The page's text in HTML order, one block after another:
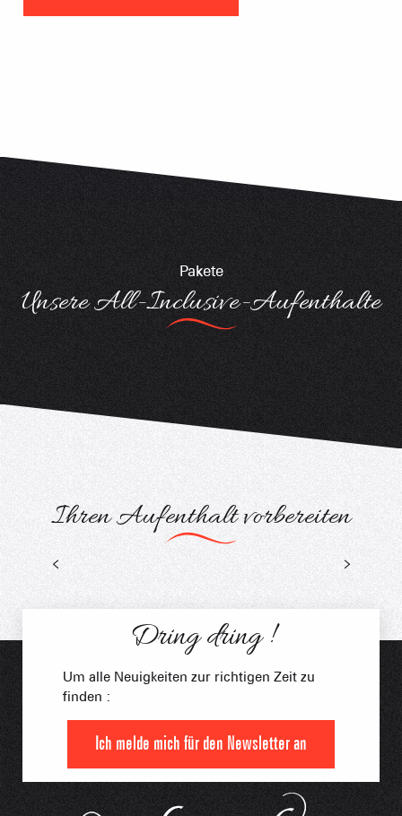
Pakete
Unsere All-Inclusive-Aufenthalte
Ihren Aufenthalt vorbereiten
Dring dring !
Um alle Neuigkeiten zur richtigen Zeit zu
finden :
Ich melde mich für den Newsletter an